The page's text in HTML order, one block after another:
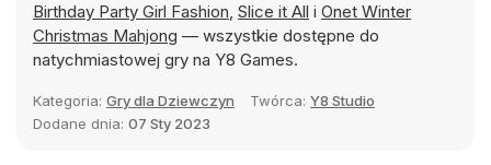
Birthday Party Girl Fashion, Slice it All i Onet Winter
Christmas Mahjong — wszystkie dostępne do
natychmiastowej gry na Y8 Games.
Kategoria: Gry dla Dziewczyn Twórca: Y8 Studio
Dodane dnia: 07 Sty 2023